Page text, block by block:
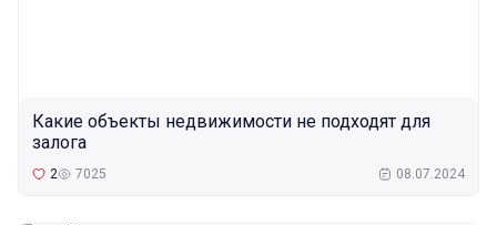
Какие объекты недвижимости не подходят для
залога
2 7025 08.07.2024